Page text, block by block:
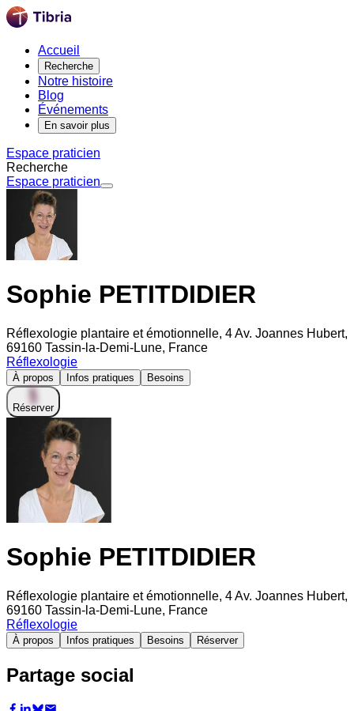
Accueil
Recherche
Notre histoire
Blog
Événements
En savoir plus
Espace praticien
Recherche
Espace praticien
Sophie PETITDIDIER
Réflexologie plantaire et émotionnelle, 4 Av. Joannes Hubert,
69160 Tassin-la-Demi-Lune, France
Réflexologie
À propos Infos pratiques Besoins
Réserver
Sophie PETITDIDIER
Réflexologie plantaire et émotionnelle, 4 Av. Joannes Hubert,
69160 Tassin-la-Demi-Lune, France
Réflexologie
À propos Infos pratiques Besoins Réserver
Partage social